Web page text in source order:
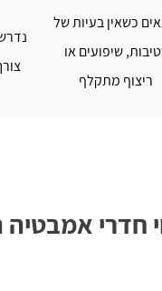
כשאין בעיות של
שיפועים או
ריצוף מתקלף
חדרי אמבטיה